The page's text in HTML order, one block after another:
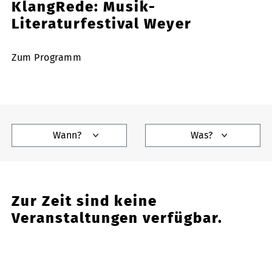
KlangRede: Musik-
Literaturfestival Weyer
Zum Programm
Wann? Was?
Zur Zeit sind keine
Veranstaltungen verfügbar.